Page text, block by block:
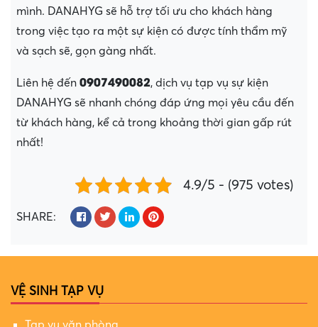
mình. DANAHYG sẽ hỗ trợ tối ưu cho khách hàng
trong việc tạo ra một sự kiện có được tính thẩm mỹ
và sạch sẽ, gọn gàng nhất.
Liên hệ đến 0907490082, dịch vụ tạp vụ sự kiện
DANAHYG sẽ nhanh chóng đáp ứng mọi yêu cầu đến
từ khách hàng, kể cả trong khoảng thời gian gấp rút
nhất!
4.9/5 - (975 votes)
SHARE:
VỆ SINH TẠP VỤ